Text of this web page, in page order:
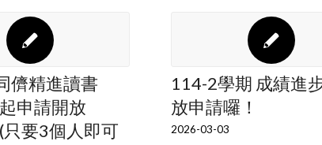
儕精進讀書
申請開放
要3個人即可
114-2學期 成績進
放申請囉！
2026-03-03